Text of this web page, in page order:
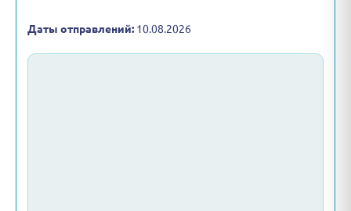
Даты отправлений: 10.08.2026